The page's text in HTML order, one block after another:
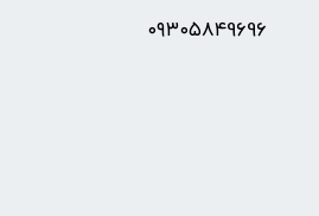
۰۹۳۰۵8۴9696